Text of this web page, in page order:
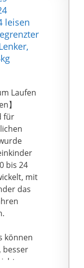
– und
besten
75-90
Arbeit
die
kann
die
leisen
Laufen
】
für
bis 24
mit
das
können
besser
zu